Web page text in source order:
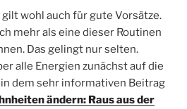
wohl auch für gute Vorsätze.
mehr als eine dieser Routinen
Das gelingt nur selten.
alle Energien zunächst auf die
dem sehr informativen Beitrag
ändern: Raus aus der